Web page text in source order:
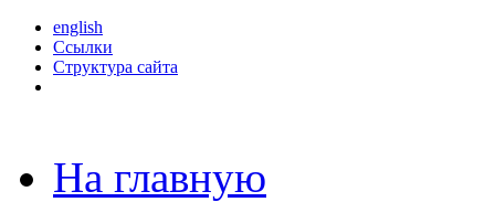
english
Ссылки
Структура сайта
На главную